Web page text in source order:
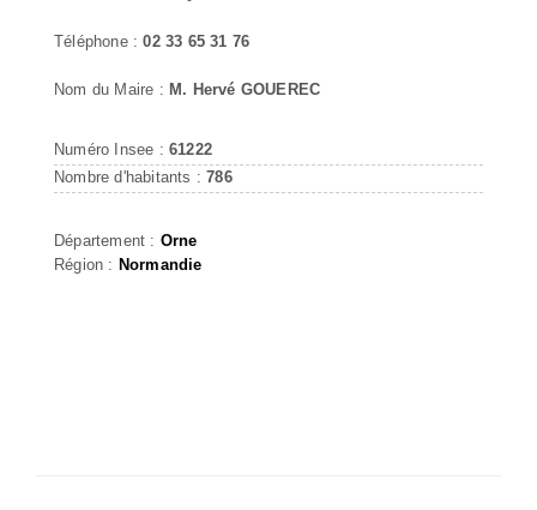
Téléphone :02 33 65 31 76
Nom du Maire : M. Hervé GOUEREC
Numéro Insee : 61222
Nombre d'habitants :786
Département : Orne
Région : Normandie